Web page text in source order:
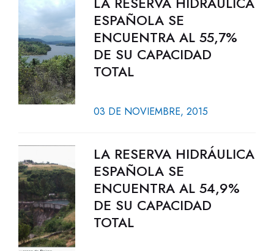
ESPAÑOLA SE
ENCUENTRA AL 55,7%
DE SU CAPACIDAD
TOTAL
03 DE NOVIEMBRE, 2015
LA RESERVA HIDRÁULICA
ESPAÑOLA SE
ENCUENTRA AL 54,9%
DE SU CAPACIDAD
TOTAL